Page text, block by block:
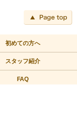
初めての方へ
スタッフ紹介
FAQ